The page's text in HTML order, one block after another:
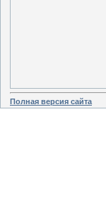
Полная версия сайта